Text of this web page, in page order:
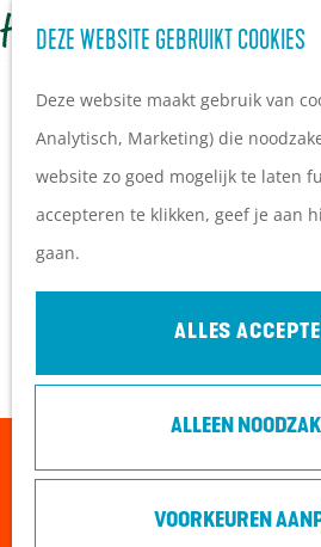
DEZE WEBSITE GEBRUIKT COOKIES
Deze website maakt gebruik van
Analytisch, Marketing) die
website zo goed mogelijk te laten
accepteren te klikken, geef je aan
gaan.
ALLES
ALLEEN
VOORKEUREN
G
o
e
Z
e
k
e
n
e
n
u
opties.